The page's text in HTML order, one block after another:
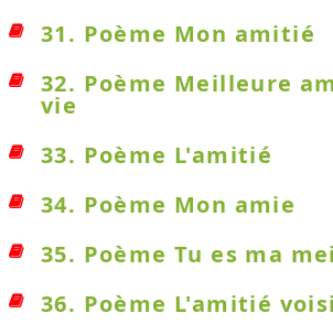
31. Poème Mon amitié
32. Poème Meilleure
vie
33. Poème L'amitié
34. Poème Mon amie
35. Poème Tu es ma
36. Poème L'amitié